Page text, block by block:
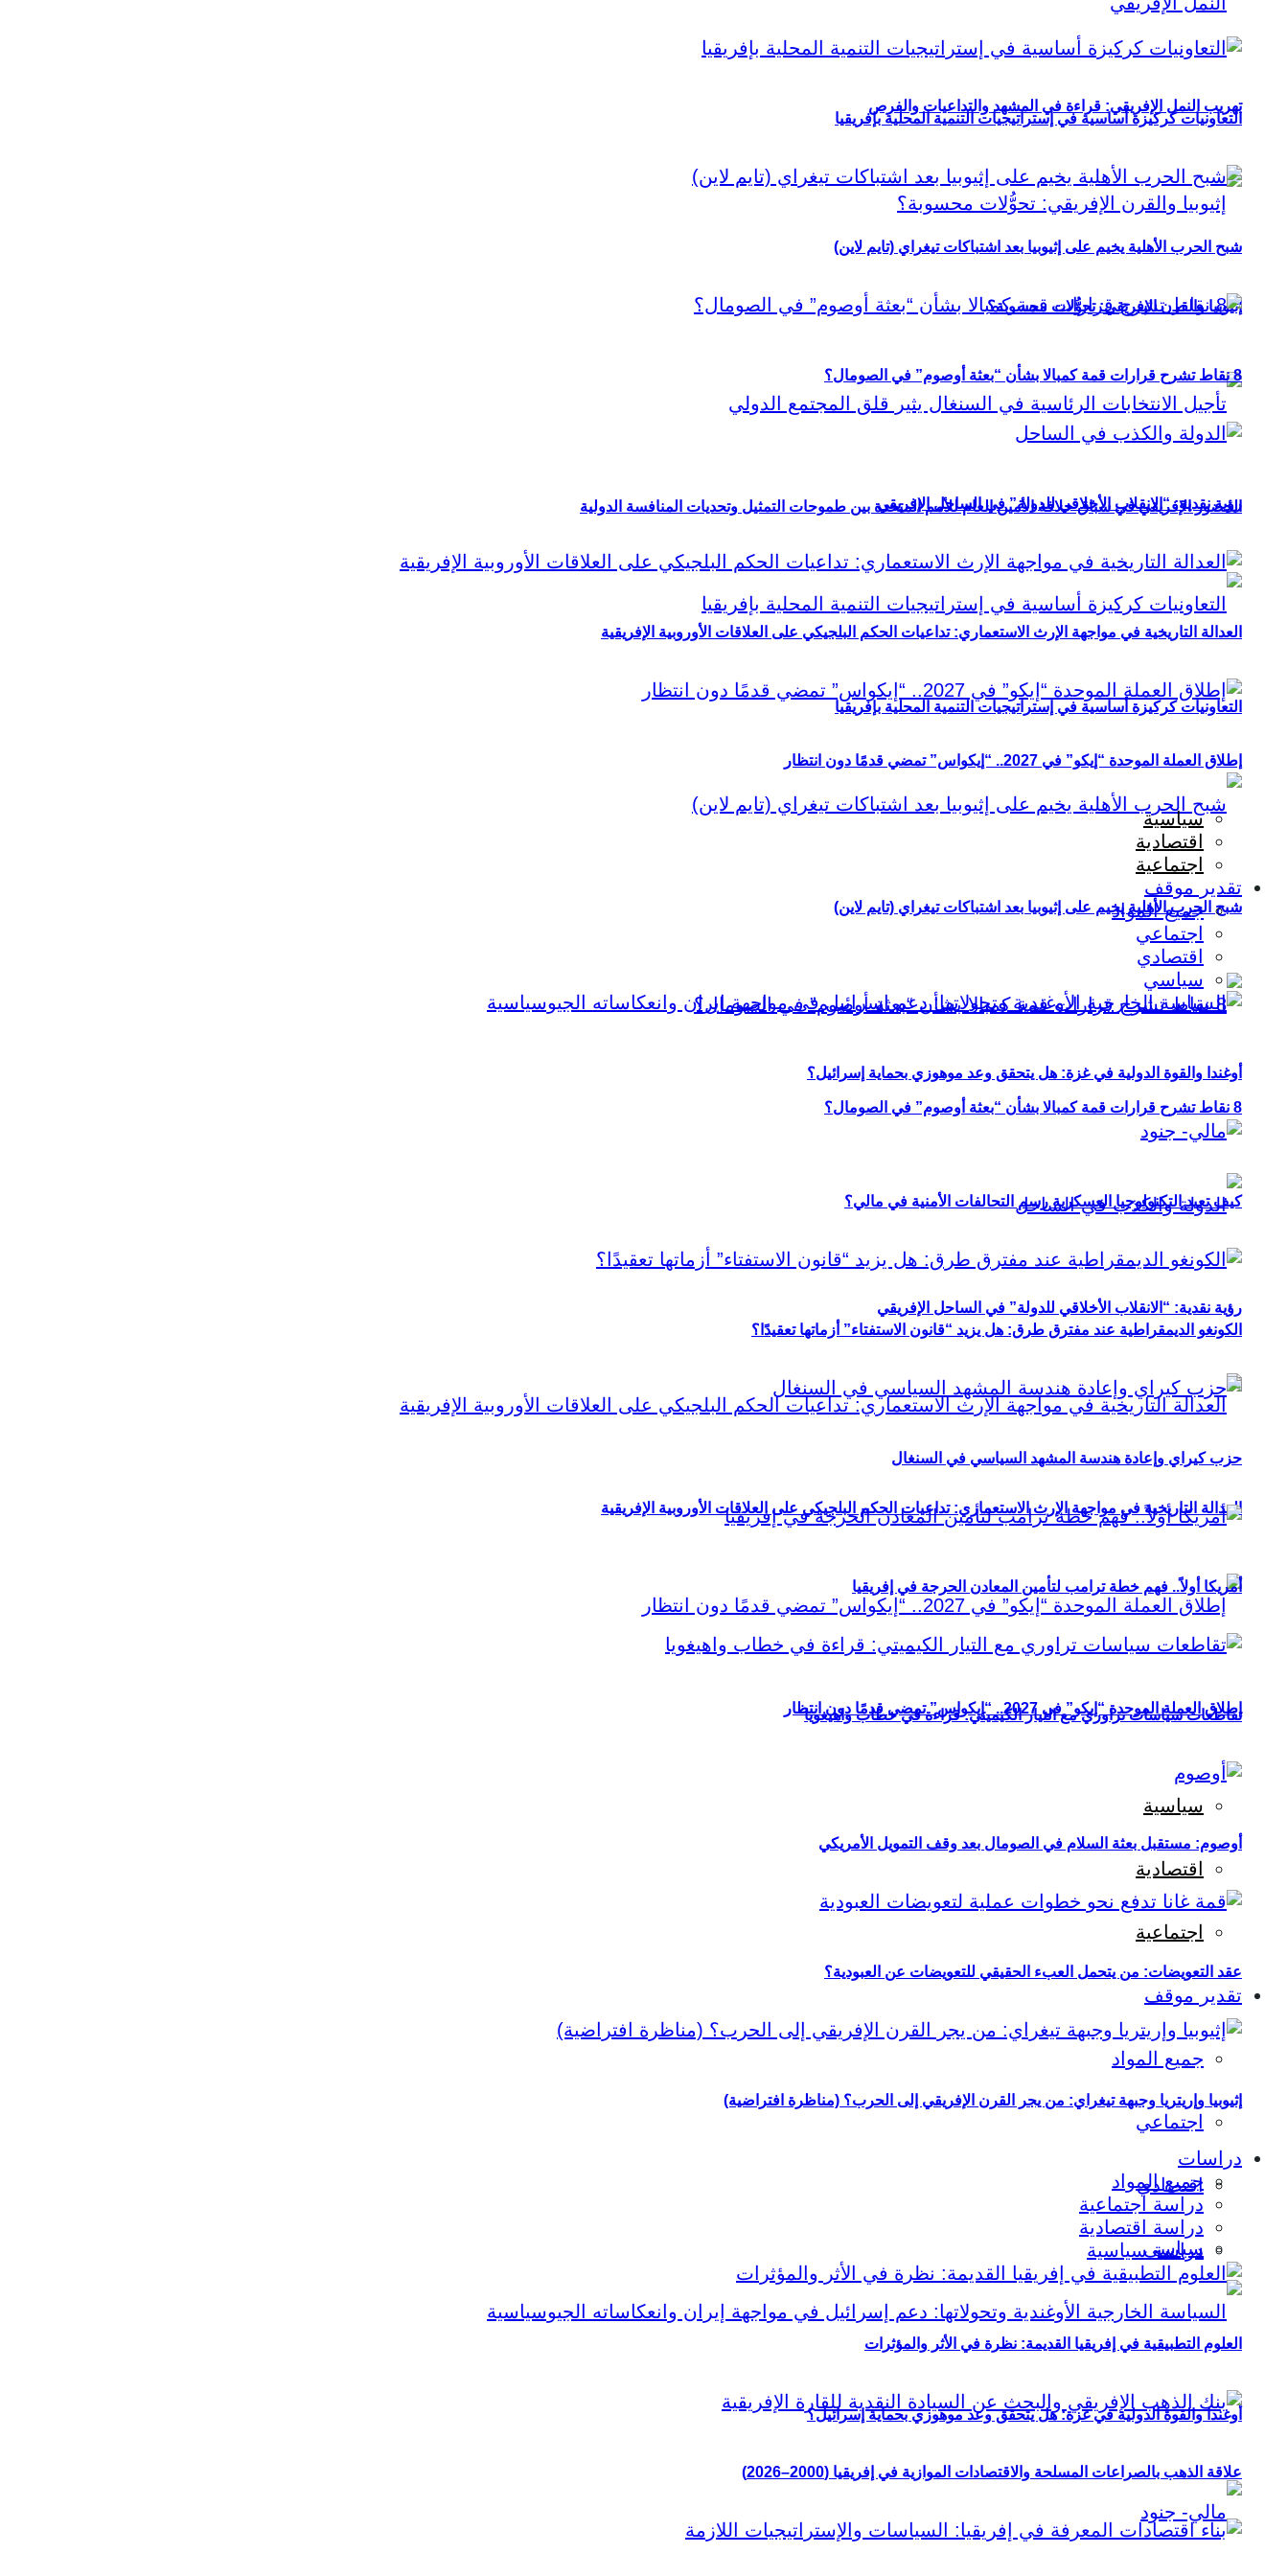
تهريب النمل الإفريقي: قراءة في المشهد والتداعيات والفرص
إثيوبيا والقرن الإفريقي: تحوُّلات محسوبة؟
الحضور الإفريقي في سباق خلافة الأمين العام للأمم المتحدة بين طموحات التمثيل وتحديات المنافسة الدولية
التعاونيات كركيزة أساسية في إستراتيجيات التنمية المحلية بإفريقيا
شبح الحرب الأهلية يخيم على إثيوبيا بعد اشتباكات تيغراي (تايم لاين)
8 نقاط تشرح قرارات قمة كمبالا بشأن “بعثة أوصوم” في الصومال؟
رؤية نقدية: “الانقلاب الأخلاقي للدولة” في الساحل الإفريقي
العدالة التاريخية في مواجهة الإرث الاستعماري: تداعيات الحكم البلجيكي على العلاقات الأوروبية الإفريقية
إطلاق العملة الموحدة “إيكو” في 2027.. “إيكواس” تمضي قدمًا دون انتظار
سياسية
اقتصادية
اجتماعية
تقدير موقف
جميع المواد
اجتماعي
اقتصادي
سياسي
أوغندا والقوة الدولية في غزة: هل يتحقق وعد موهوزي بحماية إسرائيل؟
التعاونيات كركيزة أساسية في إستراتيجيات التنمية المحلية بإفريقيا
شبح الحرب الأهلية يخيم على إثيوبيا بعد اشتباكات تيغراي (تايم لاين)
8 نقاط تشرح قرارات قمة كمبالا بشأن “بعثة أوصوم” في الصومال؟
رؤية نقدية: “الانقلاب الأخلاقي للدولة” في الساحل الإفريقي
العدالة التاريخية في مواجهة الإرث الاستعماري: تداعيات الحكم البلجيكي على العلاقات الأوروبية الإفريقية
إطلاق العملة الموحدة “إيكو” في 2027.. “إيكواس” تمضي قدمًا دون انتظار
سياسية
اقتصادية
اجتماعية
تقدير موقف
جميع المواد
اجتماعي
اقتصادي
سياسي
أوغندا والقوة الدولية في غزة: هل يتحقق وعد موهوزي بحماية إسرائيل؟
كيف تعيد التكنولوجيا العسكرية رسم التحالفات الأمنية في مالي؟
الكونغو الديمقراطية عند مفترق طرق: هل يزيد “قانون الاستفتاء” أزماتها تعقيدًا؟
حزب كيراي وإعادة هندسة المشهد السياسي في السنغال
أمريكا أولاً.. فهم خطة ترامب لتأمين المعادن الحرجة في إفريقيا
تقاطعات سياسات تراوري مع التيار الكيميتي: قراءة في خطاب واهيغويا
أوصوم: مستقبل بعثة السلام في الصومال بعد وقف التمويل الأمريكي
عقد التعويضات: من يتحمل العبء الحقيقي للتعويضات عن العبودية؟
إثيوبيا وإريتريا وجبهة تيغراي: من يجر القرن الإفريقي إلى الحرب؟ (مناظرة افتراضية)
دراسات
جميع المواد
دراسة اجتماعية
دراسة اقتصادية
دراسة سياسية
العلوم التطبيقية في إفريقيا القديمة: نظرة في الأثر والمؤثرات
علاقة الذهب بالصراعات المسلحة والاقتصادات الموازية في إفريقيا (2000–2026)